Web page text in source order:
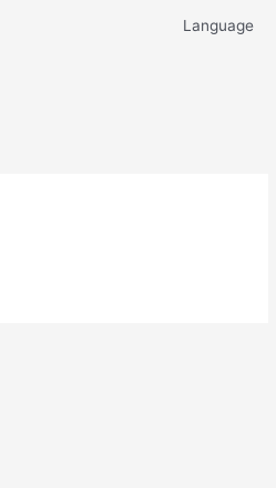
Language